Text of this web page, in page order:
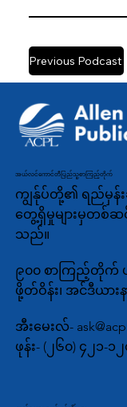
Previous Podcast
အယ်လင်ကောင်တီပြည်သူ့စာကြည့်တိုက်
ကျွန်ုပ်တို့၏ ရည်မှန်
တွေ့ရှိမှုများမှတစ်
သည်။
၉၀၀ စာကြည့်တိုက် ပ
ဖို့တ်ဝိန်း၊ အင်ဒီယားန
အီးမေးလ်-
ဖုန်း- (၂၆၀) ၄၂၁-၁